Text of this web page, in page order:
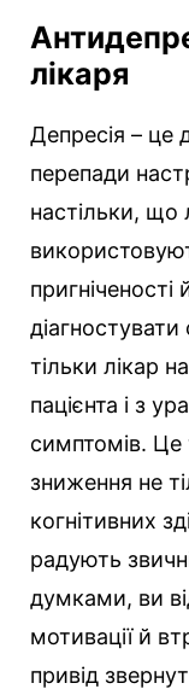
лікаря
Депресія – це
перепади
настільки, що
тільки лікар
пацієнта і з
симптомів. Це
зниження не
когнітивних
радують
думками, ви
мотивації й
привід